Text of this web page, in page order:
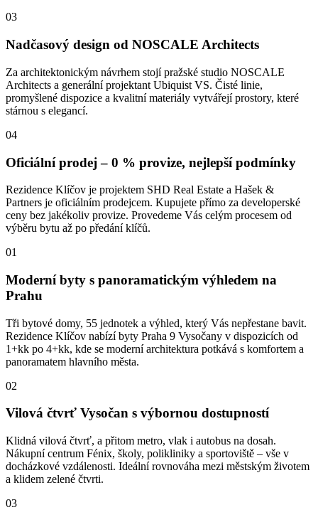
03
Nadčasový design od NOSCALE Architects
Za architektonickým návrhem stojí pražské studio NOSCALE
Architects a generální projektant Ubiquist VS. Čisté linie,
promyšlené dispozice a kvalitní materiály vytvářejí prostory, které
stárnou s elegancí.
04
Oficiální prodej – 0 % provize, nejlepší podmínky
Rezidence Klíčov je projektem SHD Real Estate a Hašek &
Partners je oficiálním prodejcem. Kupujete přímo za developerské
ceny bez jakékoliv provize. Provedeme Vás celým procesem od
výběru bytu až po předání klíčů.
01
Moderní byty s panoramatickým výhledem na
Prahu
Tři bytové domy, 55 jednotek a výhled, který Vás nepřestane bavit.
Rezidence Klíčov nabízí byty Praha 9 Vysočany v dispozicích od
1+kk po 4+kk, kde se moderní architektura potkává s komfortem a
panoramatem hlavního města.
02
Vilová čtvrť Vysočan s výbornou dostupností
Klidná vilová čtvrť, a přitom metro, vlak i autobus na dosah.
Nákupní centrum Fénix, školy, polikliniky a sportoviště – vše v
docházkové vzdálenosti. Ideální rovnováha mezi městským životem
a klidem zelené čtvrti.
03